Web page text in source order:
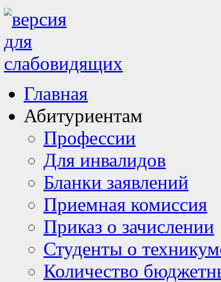
Главная
Абитуриентам
Профессии
Для инвалидов
Бланки заявлений
Приемная комиссия
Приказ о зачислении
Студенты о
Количество